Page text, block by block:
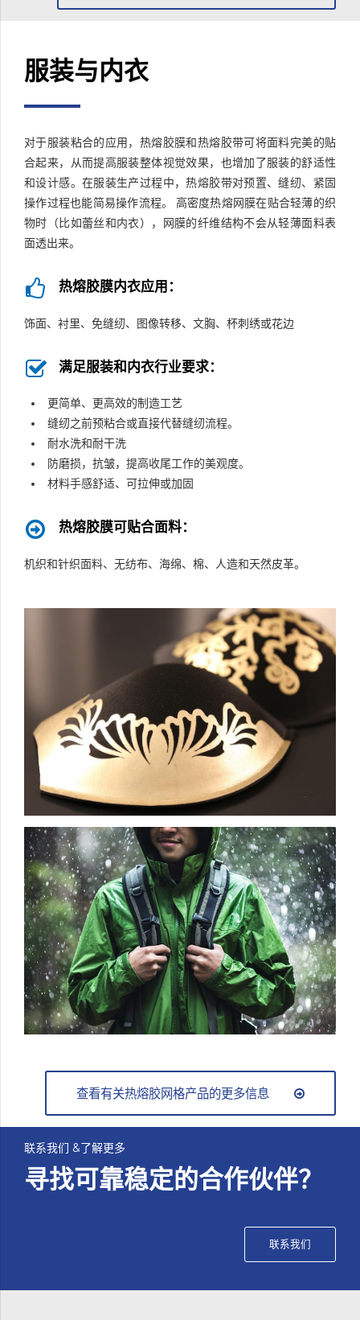
服装与内衣
对于服装粘合的应用，热熔胶膜和热熔胶带可将面料完美的贴
合起来，从而提高服装整体视觉效果，也增加了服装的舒适性
和设计感。在服装生产过程中，热熔胶带对预置、缝纫、紧固
操作过程也能简易操作流程。 高密度热熔网膜在贴合轻薄的织
物时（比如蕾丝和内衣），网膜的纤维结构不会从轻薄面料表
面透出来。
热熔胶膜内衣应用：
饰面、衬里、免缝纫、图像转移、文胸、杯刺绣或花边
满足服装和内衣行业要求：
更简单、更高效的制造工艺
缝纫之前预粘合或直接代替缝纫流程。
耐水洗和耐干洗
防磨损，抗皱，提高收尾工作的美观度。
材料手感舒适、可拉伸或加固
热熔胶膜可贴合面料：
机织和针织面料、无纺布、海绵、棉、人造和天然皮革。
查看有关热熔胶网格产品的更多信息
联系我们 &了解更多
寻找可靠稳定的合作伙伴？
联系我们